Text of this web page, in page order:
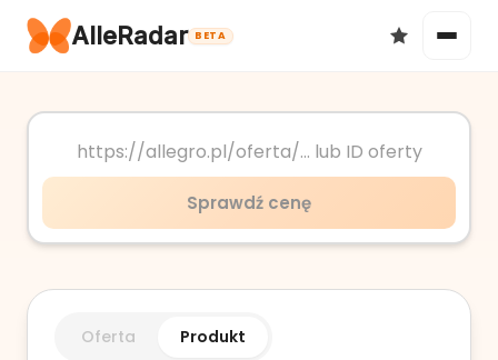
AlleRadar BETA
Okazje
Sprawdź cenę
Oferta Produkt